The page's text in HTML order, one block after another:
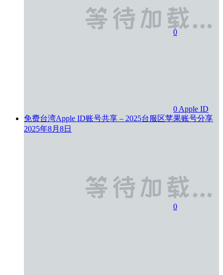
0
0 Apple ID
免费台湾Apple ID账号共享 – 2025台服区苹果账号分享
2025年8月8日
0